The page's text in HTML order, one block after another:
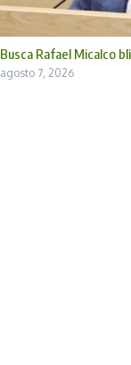
Busca Rafael Micalco
agosto 7, 2026